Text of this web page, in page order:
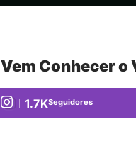
Vem Conhecer o
1.7KSeguidores